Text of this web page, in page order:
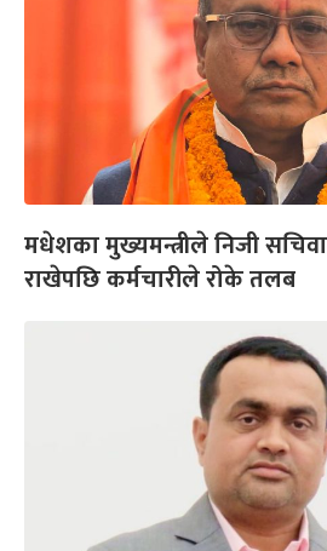
मधेशका मुख्यमन्त्रीले निजी
राखेपछि कर्मचारीले रोके तलब